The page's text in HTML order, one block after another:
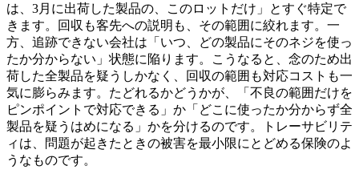
は、3月に出荷した製品の、このロットだけ」とすぐ特定で
きます。回収も客先への説明も、その範囲に絞れます。一
方、追跡できない会社は「いつ、どの製品にそのネジを使っ
たか分からない」状態に陥ります。こうなると、念のため出
荷した全製品を疑うしかなく、回収の範囲も対応コストも一
気に膨らみます。たどれるかどうかが、「不良の範囲だけを
ピンポイントで対応できる」か「どこに使ったか分からず全
製品を疑うはめになる」かを分けるのです。トレーサビリテ
ィは、問題が起きたときの被害を最小限にとどめる保険のよ
うなものです。